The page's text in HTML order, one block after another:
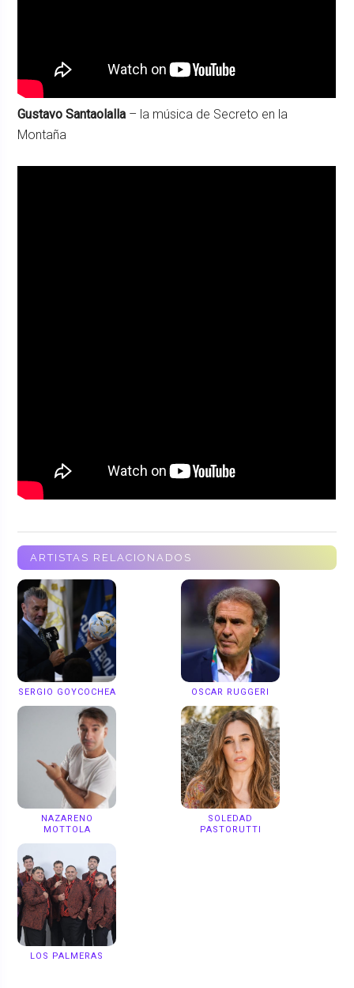
Gustavo Santaolalla – la música de Secreto en la
Montaña
ARTISTAS RELACIONADOS
SERGIO GOYCOCHEA OSCAR RUGGERI
NAZARENO
MOTTOLA
SOLEDAD
PASTORUTTI
LOS PALMERAS